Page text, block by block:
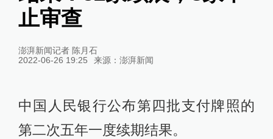
止审查
澎湃新闻记者 陈月石
2022-06-26 19:25
来源： 澎湃新闻
中国人民银行公布第四批支付牌照的
第二次五年一度续期结果。